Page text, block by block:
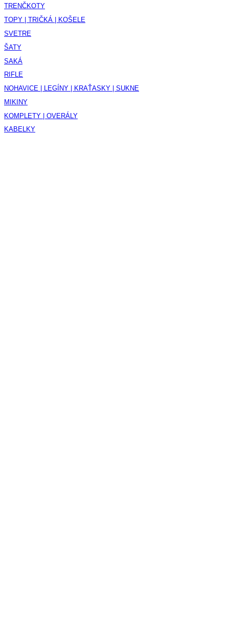
TRENČKOTY
TOPY | TRIČKÁ | KOŠELE
SVETRE
ŠATY
SAKÁ
RIFLE
NOHAVICE | LEGÍNY | KRAŤASKY | SUKNE
MIKINY
KOMPLETY | OVERÁLY
KABELKY